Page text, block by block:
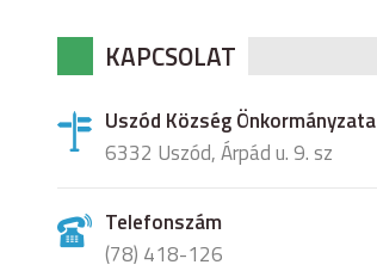
KAPCSOLAT
Uszód Község Önkormányzata
6332 Uszód, Árpád u. 9. sz
Telefonszám
(78) 418-126